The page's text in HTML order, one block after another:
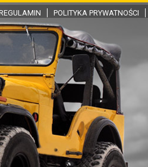
POLITYKA PRYWATNOŚCI